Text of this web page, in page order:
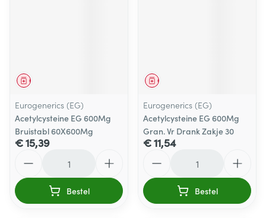
Geneesmiddel
Eurogenerics (EG)
Acetylcysteine EG 600Mg
Bruistabl 60X600Mg
€ 15,39
Bestel
Geneesmiddel
Eurogenerics (EG)
Acetylcysteine EG 600Mg
Gran. Vr Drank Zakje 30
€ 11,54
Bestel